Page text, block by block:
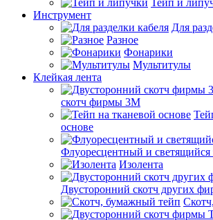
Тейп и
Инструмент
Для
Разное
Фонарики
Мультитулы
Клейкая лента
скотч фирмы 3M
основе
Флуоресцентный и светящийся
Изолента
Двусторонний скотч других